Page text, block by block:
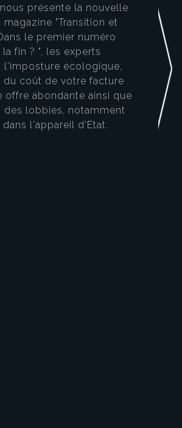
présente la nouvelle
"Transition et
le premier numéro
la fin ? ", les experts
l'imposture écologique,
du coût de votre facture
offre abondante ainsi que
des lobbies, notamment
l'appareil d'Etat.